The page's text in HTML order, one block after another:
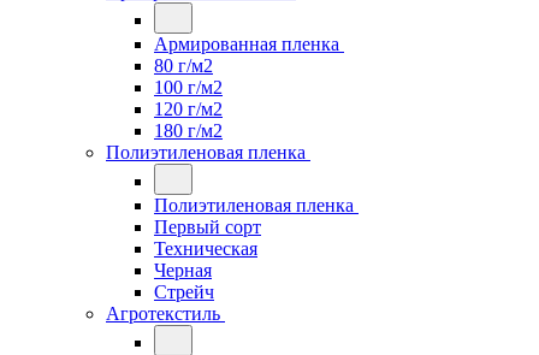
Армированная пленка
80 г/м2
100 г/м2
120 г/м2
180 г/м2
Полиэтиленовая пленка
Полиэтиленовая пленка
Первый сорт
Техническая
Черная
Стрейч
Агротекстиль